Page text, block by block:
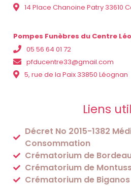
14 Place Chanoine Patry 33610
Pompes Funèbres du Centre
05 56 64 01 72
pfducentre33@gmail.com
5, rue de la Paix 33850 Léognan
Liens
Décret No 2015-1382
Consommation
Crématorium de
Crématorium de
Crématorium de Biganos